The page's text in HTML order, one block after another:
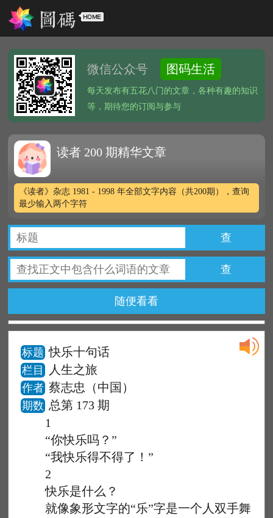
微信公众号 图码生活
每天发布有五花八门的文章，各种有趣的知识
等，期待您的订阅与参与
读者 200 期精华文章
《读者》杂志 1981 - 1998 年全部文字内容（共200期），查询
最少输入两个字符
查
查
随便看看
标题 快乐十句话
栏目 人生之旅
作者 蔡志忠（中国）
期数 总第 173 期
1
“你快乐吗？”
“我快乐得不得了！”
2
快乐是什么？
就像象形文字的“乐”字是一个人双手舞